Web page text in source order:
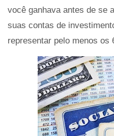
você ganhava antes de se
suas contas de
representar pelo menos os